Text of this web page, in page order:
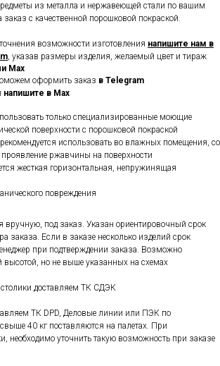
из металла и нержавеющей стали по вашим
с качественной порошковой покраской.
возможности изготовления напишите нам в
, указав размеры изделия, желаемый цвет и тираж
Max
оформить заказ в Telegram
напишите в Max
только специализированные моющие
поверхности с порошковой покраской
использовать во влажных помещения, со
ржавчины на поверхности
жесткая горизонтальная, непружинящая
повреждения
вручную, под заказ. Указан ориентировочный срок
заказа. Если в заказе несколько изделий срок
при подтверждении заказа. Возможно
высотой, но не выше указанных на схемах
доставляем ТК СДЭК
ТК DPD, Деловые линии или ПЭК по
40 кг поставляются на палетах. При
необходимо уточнить такую возможность при заказе